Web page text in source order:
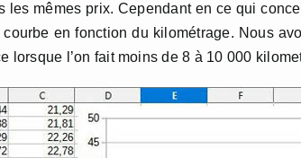
les mêmes prix. Cependant en ce qui
en fonction du kilométrage. Nous
lorsque l’on fait moins de 8 à 10 000